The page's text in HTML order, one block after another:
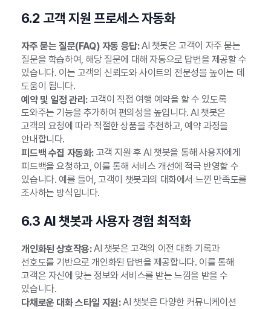
6.2 고객 지원 프로세스 자동화
자주 묻는 질문(FAQ) 자동 응답:AI 챗봇은 고객이 자주 묻는
질문을 학습하여, 해당 질문에 대해 자동으로 답변을 제공할 수
있습니다. 이는 고객의 신뢰도와 사이트의 전문성을 높이는 데
도움이 됩니다.
예약 및 일정 관리:고객이 직접 여행 예약을 할 수 있도록
도와주는 기능을 추가하여 편의성을 높입니다. AI 챗봇은
고객의 요청에 따라 적절한 상품을 추천하고, 예약 과정을
안내합니다.
피드백 수집 자동화:고객 지원 후 AI 챗봇을 통해 사용자에게
피드백을 요청하고, 이를 통해 서비스 개선에 적극 반영할 수
있습니다. 예를 들어, 고객이 챗봇과의 대화에서 느낀 만족도를
조사하는 방식입니다.
6.3 AI 챗봇과 사용자 경험 최적화
개인화된 상호작용:AI 챗봇은 고객의 이전 대화 기록과
선호도를 기반으로 개인화된 답변을 제공합니다. 이를 통해
고객은 자신에 맞는 정보와 서비스를 받는 느낌을 받을 수
있습니다.
다채로운 대화 스타일 지원:AI 챗봇은 다양한 커뮤니케이션